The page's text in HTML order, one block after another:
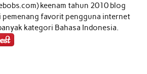
keenam tahun 2010 blog
pemenang favorit pengguna internet
kategori Bahasa Indonesia.